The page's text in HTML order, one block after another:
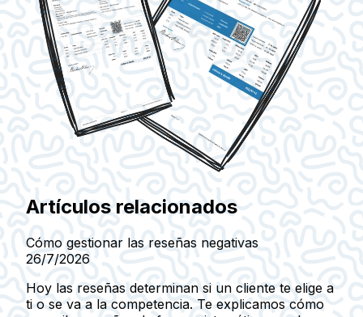
Artículos relacionados
Cómo gestionar las reseñas negativas
26/7/2026
Hoy las reseñas determinan si un cliente te elige a
ti o se va a la competencia. Te explicamos cómo